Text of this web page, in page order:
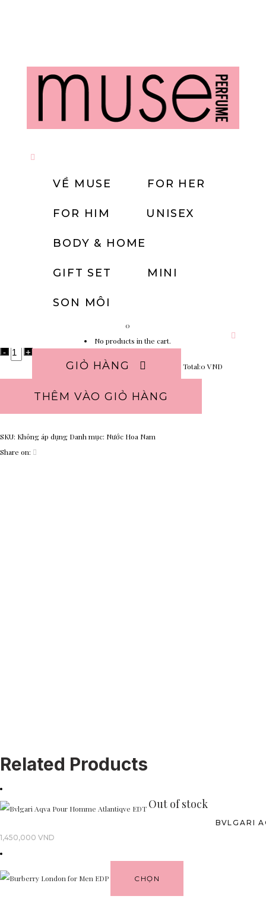
VỀ MUSE FOR HER
FOR HIM UNISEX
BODY & HOME
GIFT SET MINI
SON MÔI
0
No products in the cart.
GIỎ HÀNG Total:0VND
Nautica Voyage EDT
VND
của chút the mát từ cam đỏ và chanh sicily và vị cay nồng của Ớt. K sau
THÊM VÀO GIỎ HÀNG
SKU: Không áp dụng Danh mục: Nước Hoa Nam
Share on:
Related Products
Out of stock
BVLGARI
1,450,000 VND
CHỌN